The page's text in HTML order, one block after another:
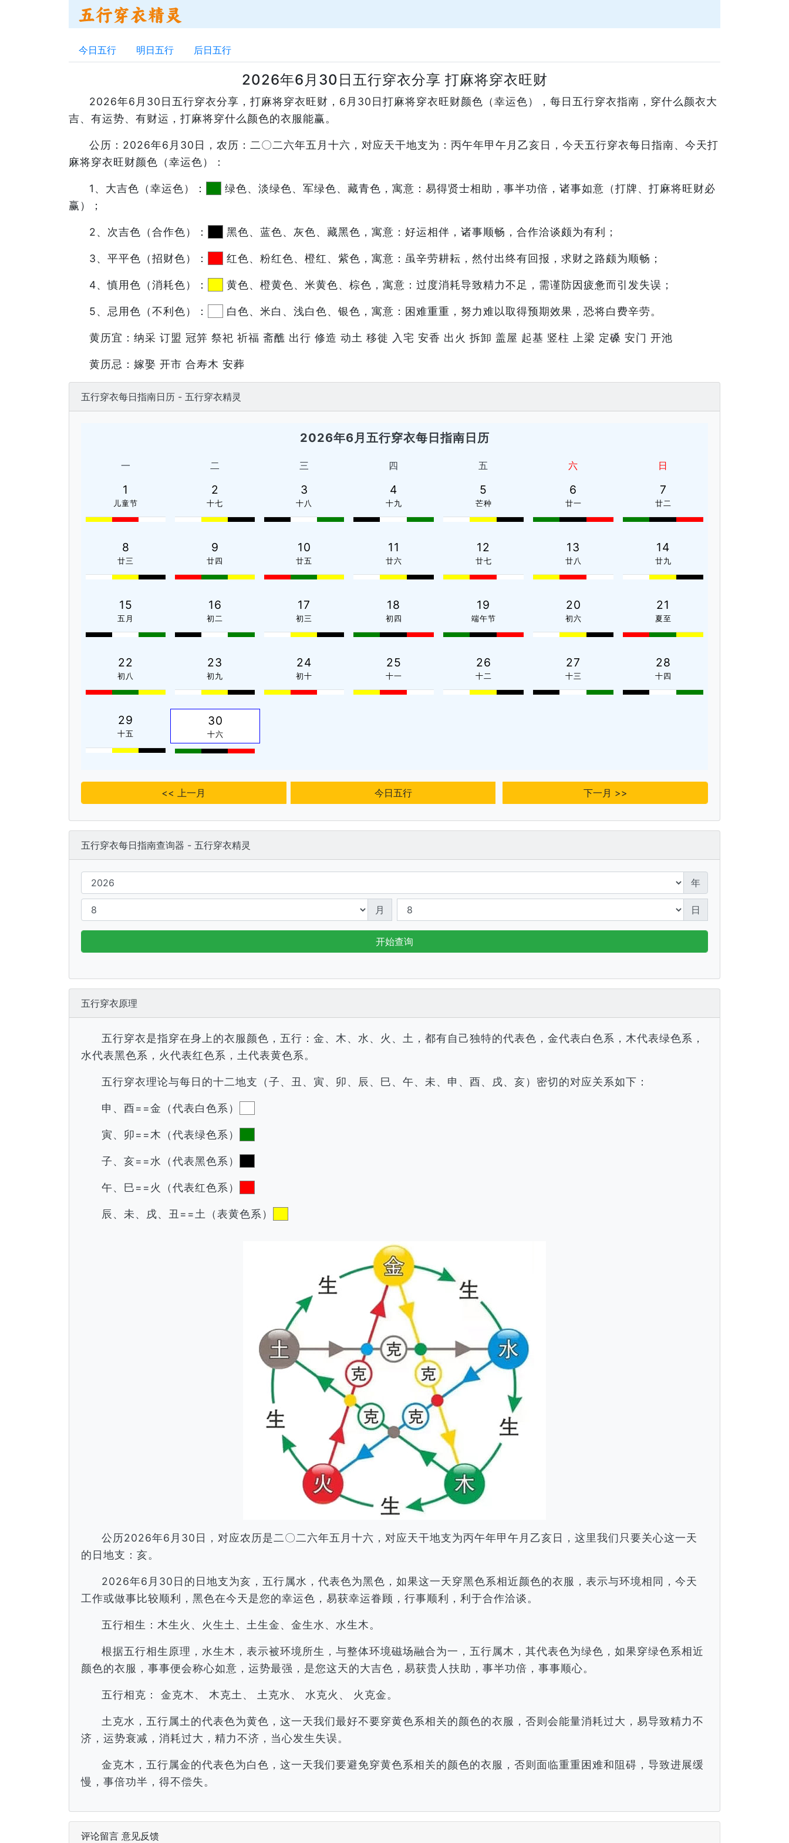
今日五行 明日五行 后日五行
2026年6月30日五行穿衣分享 打麻将穿衣旺财
2026年6月30日五行穿衣分享，打麻将穿衣旺财，6月30日打麻将穿衣旺财颜色（幸运色），每日五行穿衣指南，穿什么颜衣大
吉、有运势、有财运，打麻将穿什么颜色的衣服能赢。
公历：2026年6月30日，农历：二〇二六年五月十六，对应天干地支为：丙午年甲午月乙亥日，今天五行穿衣每日指南、今天打
麻将穿衣旺财颜色（幸运色）：
1、大吉色（幸运色）：
绿色、淡绿色、军绿色、藏青色，寓意：易得贤士相助，事半功倍，诸事如意（打牌、打麻将旺财必
赢）；
2、次吉色（合作色）： 黑色、蓝色、灰色、藏黑色，寓意：好运相伴，诸事顺畅，合作洽谈颇为有利；
3、平平色（招财色）： 红色、粉红色、橙红、紫色，寓意：虽辛劳耕耘，然付出终有回报，求财之路颇为顺畅；
4、慎用色（消耗色）： 黄色、橙黄色、米黄色、棕色，寓意：过度消耗导致精力不足，需谨防因疲惫而引发失误；
5、忌用色（不利色）： 白色、米白、浅白色、银色，寓意：困难重重，努力难以取得预期效果，恐将白费辛劳。
黄历宜：纳采 订盟 冠笄 祭祀 祈福 斋醮 出行 修造 动土 移徙 入宅 安香 出火 拆卸 盖屋 起基 竖柱 上梁 定磉 安门 开池
黄历忌：嫁娶 开市 合寿木 安葬
五行穿衣每日指南日历 - 五行穿衣精灵
2026年6月五行穿衣每日指南日历
一 二 三 四 五 六 日
1
儿童节
2
十七
3
十八
4
十九
5
芒种
6
廿一
7
廿二
8
廿三
9
廿四
10
廿五
11
廿六
12
廿七
13
廿八
14
廿九
15
五月
16
初二
17
初三
18
初四
19
端午节
20
初六
21
夏至
22
初八
23
初九
24
初十
25
十一
26
十二
27
十三
28
十四
29
十五
30
十六
<< 上一月 今日五行 下一月 >>
五行穿衣每日指南查询器 - 五行穿衣精灵
年
月 日
开始查询
五行穿衣原理
五行穿衣是指穿在身上的衣服颜色，五行：金、木、水、火、土，都有自己独特的代表色，金代表白色系，木代表绿色系，
水代表黑色系，火代表红色系，土代表黄色系。
五行穿衣理论与每日的十二地支（子、丑、寅、卯、辰、巳、午、未、申、酉、戌、亥）密切的对应关系如下：
申、酉==金（代表白色系）
寅、卯==木（代表绿色系）
子、亥==水（代表黑色系）
午、巳==火（代表红色系）
辰、未、戌、丑==土（表黄色系）
公历2026年6月30日，对应农历是二〇二六年五月十六，对应天干地支为丙午年甲午月乙亥日，这里我们只要关心这一天
的日地支：亥。
2026年6月30日的日地支为亥，五行属水，代表色为黑色，如果这一天穿黑色系相近颜色的衣服，表示与环境相同，今天
工作或做事比较顺利，黑色在今天是您的幸运色，易获幸运眷顾，行事顺利，利于合作洽谈。
五行相生：木生火、火生土、土生金、金生水、水生木。
根据五行相生原理，水生木，表示被环境所生，与整体环境磁场融合为一，五行属木，其代表色为绿色，如果穿绿色系相近
颜色的衣服，事事便会称心如意，运势最强，是您这天的大吉色，易获贵人扶助，事半功倍，事事顺心。
五行相克： 金克木、 木克土、 土克水、 水克火、 火克金。
土克水，五行属土的代表色为黄色，这一天我们最好不要穿黄色系相关的颜色的衣服，否则会能量消耗过大，易导致精力不
济，运势衰减，消耗过大，精力不济，当心发生失误。
金克木，五行属金的代表色为白色，这一天我们要避免穿黄色系相关的颜色的衣服，否则面临重重困难和阻碍，导致进展缓
慢，事倍功半，得不偿失。
评论留言 意见反馈